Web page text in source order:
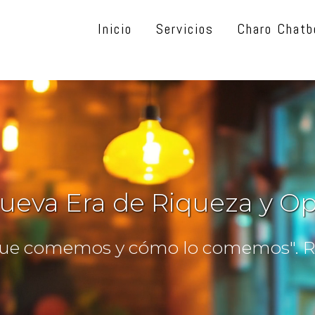
Inicio Servicios Charo
Era de Riqueza y
comemos y cómo lo comemos".